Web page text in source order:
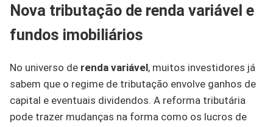
Nova tributação de renda variável e
fundos imobiliários
No universo de renda variável, muitos investidores já
sabem que o regime de tributação envolve ganhos de
capital e eventuais dividendos. A reforma tributária
pode trazer mudanças na forma como os lucros de